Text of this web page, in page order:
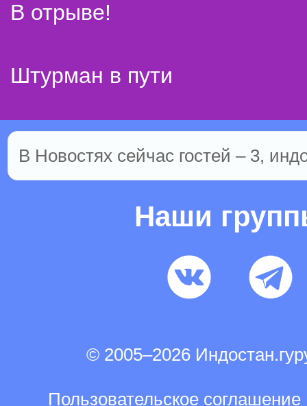
В отрыве!
Штурман в пути
В Новостях сейчас гостей – 3,
Наши
© 2005–2026
Пользовательское соглашение